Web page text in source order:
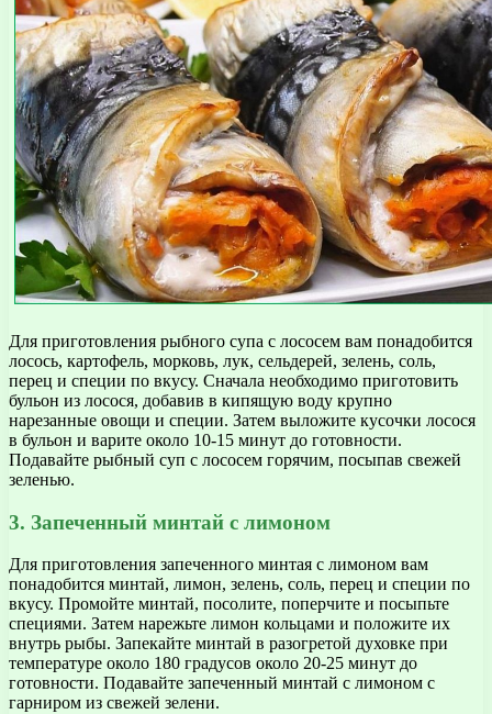
Для приготовления рыбного супа с лососем вам понадобится
лосось, картофель, морковь, лук, сельдерей, зелень, соль,
перец и специи по вкусу. Сначала необходимо приготовить
бульон из лосося, добавив в кипящую воду крупно
нарезанные овощи и специи. Затем выложите кусочки лосося
в бульон и варите около 10-15 минут до готовности.
Подавайте рыбный суп с лососем горячим, посыпав свежей
зеленью.
3. Запеченный минтай с лимоном
Для приготовления запеченного минтая с лимоном вам
понадобится минтай, лимон, зелень, соль, перец и специи по
вкусу. Промойте минтай, посолите, поперчите и посыпьте
специями. Затем нарежьте лимон кольцами и положите их
внутрь рыбы. Запекайте минтай в разогретой духовке при
температуре около 180 градусов около 20-25 минут до
готовности. Подавайте запеченный минтай с лимоном с
гарниром из свежей зелени.